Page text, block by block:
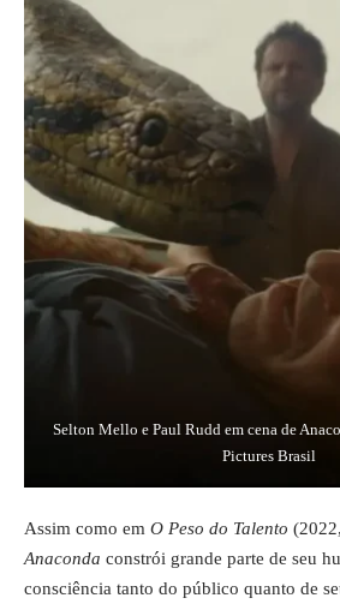
Selton Mello e Paul Rudd em cena de
Pictures Brasil
Assim como em O Peso do Talento
Anaconda constrói grande parte de seu
consciência tanto do público quanto de